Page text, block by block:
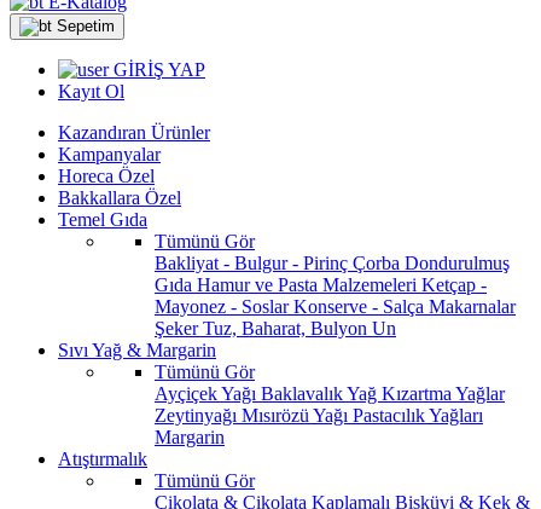
Sepetim
GİRİŞ YAP
Kayıt Ol
Kazandıran Ürünler
Kampanyalar
Horeca Özel
Bakkallara Özel
Temel Gıda
Tümünü Gör
Bakliyat - Bulgur - Pirinç Çorba Dondurulmuş
Gıda Hamur ve Pasta Malzemeleri Ketçap -
Mayonez - SoslarKonserve - Salça Makarnalar
ŞekerTuz, Baharat, Bulyon Un
Sıvı Yağ & Margarin
Tümünü Gör
Ayçiçek Yağı Baklavalık Yağ Kızartma Yağlar
Zeytinyağı Mısırözü Yağı Pastacılık Yağları
Margarin
Atıştırmalık
Tümünü Gör
Çikolata & Çikolata Kaplamalı Bisküvi & Kek &